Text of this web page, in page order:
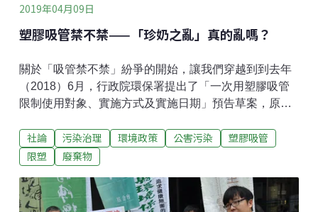
2019年04月09日
塑膠吸管禁不禁——「珍奶之亂」真的亂嗎？
關於「吸管禁不禁」紛爭的開始，讓我們穿越到到去年
（2018）6月，行政院環保署提出了「一次用塑膠吸管
限制使用對象、實施方式及實施日期」預告草案，原草
門、公私立學校、百貨公司及購物中心、連鎖速食店」
等四大類場所帶頭不提供一次用塑膠吸管給內用的消費
喝珍珠奶茶啊？」一系列被過度簡化新聞捲起風波，模
糊了立法用意。然後（還好還有然後），幾經「只聞樓
社論 污染治理 環境政策 公害污染
塑膠吸管
限塑
廢棄物